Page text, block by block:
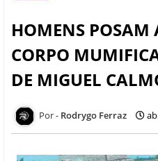
HOMENS POSAM
CORPO
DE MIGUEL
Rodrygo Ferraz